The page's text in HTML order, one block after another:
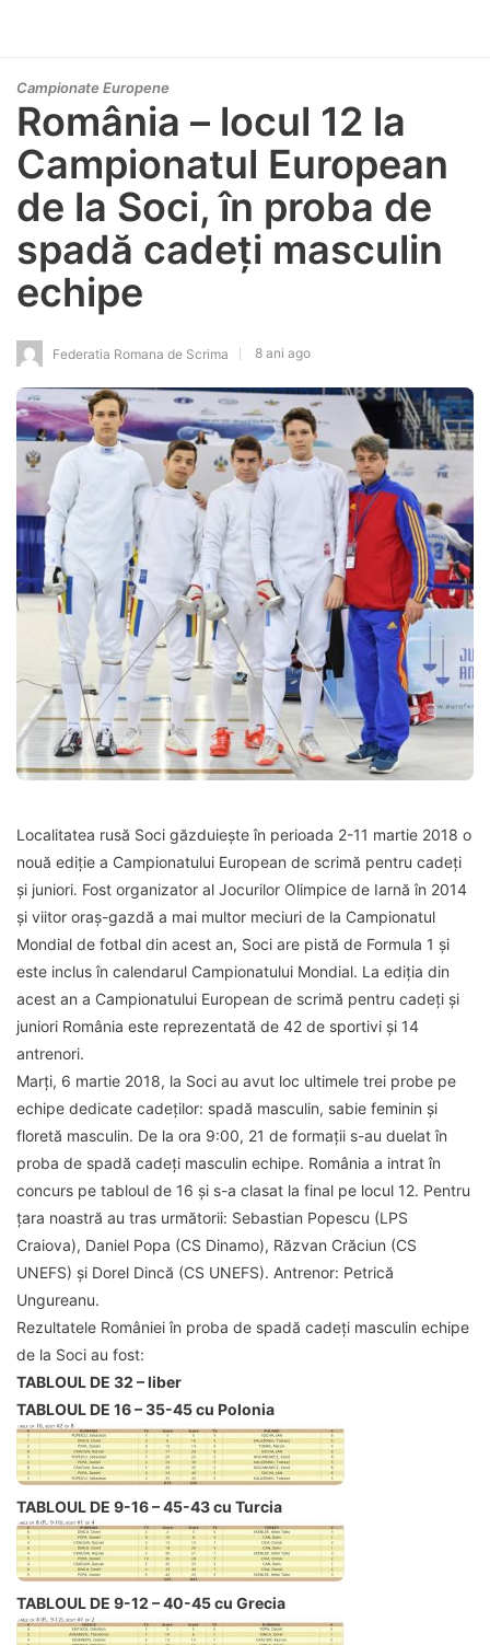
Campionate Europene
România – locul 12 la
Campionatul European
de la Soci, în proba de
spadă cadeți masculin
echipe
Federatia Romana de Scrima 8 ani ago
Localitatea rusă Soci găzduiește în perioada 2-11 martie 2018 o
nouă ediție a Campionatului European de scrimă pentru cadeți
și juniori. Fost organizator al Jocurilor Olimpice de Iarnă în 2014
și viitor oraș-gazdă a mai multor meciuri de la Campionatul
Mondial de fotbal din acest an, Soci are pistă de Formula 1 și
este inclus în calendarul Campionatului Mondial. La ediția din
acest an a Campionatului European de scrimă pentru cadeți și
juniori România este reprezentată de 42 de sportivi și 14
antrenori.
Marți, 6 martie 2018, la Soci au avut loc ultimele trei probe pe
echipe dedicate cadeților: spadă masculin, sabie feminin și
floretă masculin. De la ora 9:00, 21 de formații s-au duelat în
proba de spadă cadeți masculin echipe. România a intrat în
concurs pe tabloul de 16 și s-a clasat la final pe locul 12. Pentru
țara noastră au tras următorii: Sebastian Popescu (LPS
Craiova), Daniel Popa (CS Dinamo), Răzvan Crăciun (CS
UNEFS) și Dorel Dincă (CS UNEFS). Antrenor: Petrică
Ungureanu.
Rezultatele României în proba de spadă cadeți masculin echipe
de la Soci au fost:
TABLOUL DE 32 – liber
TABLOUL DE 16 – 35-45 cu Polonia
TABLOUL DE 9-16 – 45-43 cu Turcia
TABLOUL DE 9-12 – 40-45 cu Grecia